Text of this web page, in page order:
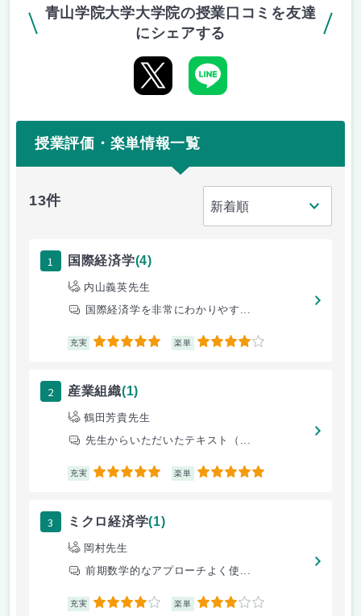
青山学院大学大学院の授業口コミを友達
にシェアする
授業評価・楽単情報一覧
13件
1 国際経済学(4)
内山義英先生
国際経済学を非常にわかりやす...
充実 5 楽単 4
2 産業組織(1)
鶴田芳貴先生
先生からいただいたテキスト（...
充実 5 楽単 5
3 ミクロ経済学(1)
岡村先生
前期数学的なアプローチよく使...
充実 4 楽単 3